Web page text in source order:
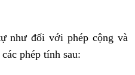
như đối với phép cộng và
phép tính sau: